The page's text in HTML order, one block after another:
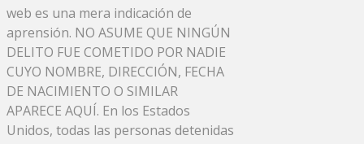
web es una mera indicación de
aprensión. NO ASUME QUE NINGÚN
DELITO FUE COMETIDO POR NADIE
CUYO NOMBRE, DIRECCIÓN, FECHA
DE NACIMIENTO O SIMILAR
APARECE AQUÍ. En los Estados
Unidos, todas las personas detenidas